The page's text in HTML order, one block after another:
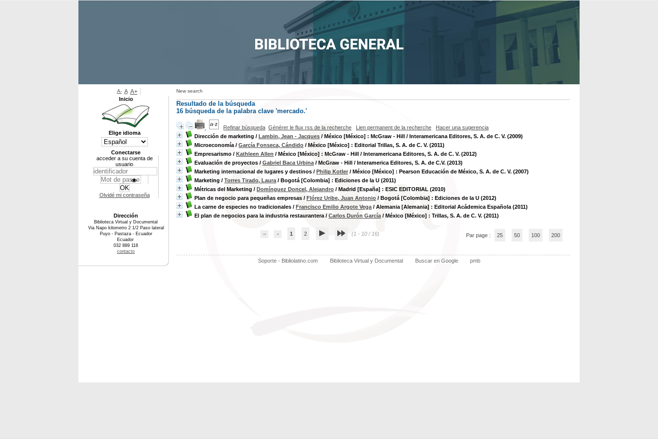
New search
Resultado de la búsqueda
16 búsqueda de la palabra clave 'mercado.'
Refinar búsqueda Générer le flux rss de la recherche Lien permanent de la recherche
Hacer una sugerencia
Dirección de marketing / Lambin, Jean - Jacques / México [México] : McGraw - Hill / Interamericana Editores, S. A. de C. V. (2009)
Microeconomía / García Fonseca, Cándido / México [México] : Editorial Trillas, S. A. de C. V. (2011)
Empresarismo / Kathleen Allen / México [México] : McGraw - Hill / Interamericana Editores, S. A. de C. V. (2012)
Evaluación de proyectos / Gabriel Baca Urbina / McGraw - Hill / Interamerica Editores, S. A. de C.V. (2013)
Marketing internacional de lugares y destinos / Philip Kotler / México [México] : Pearson Educación de México, S. A. de C. V. (2007)
Marketing / Torres Tirado, Laura / Bogotá [Colombia] : Ediciones de la U (2011)
Métricas del Marketing / Domínguez Doncel, Alejandro / Madrid [España] : ESIC EDITORIAL (2010)
Plan de negocio para pequeñas empresas / Flórez Uribe, Juan Antonio / Bogotá [Colombia] : Ediciones de la U (2012)
La carne de especies no tradicionales / Francisco Emilio Argote Vega / Alemania [Alemania] : Editorial Acádemica Española (2011)
El plan de negocios para la industria restaurantera / Carlos Durón García / México [México] : Trillas, S. A. de C. V. (2011)
1 2 (1 - 10 / 16) Par page : 25 50 100 200
Soporte - Bibliolatino.com Biblioteca Virtual y Documental Buscar en Google pmb
A- A A+
Inicio
Elige idioma
Conectarse
acceder a su cuenta de
usuario
Olvidé mi contraseña
Dirección
Biblioteca Virtual y Documental
Via Napo kilometro 2 1/2 Paso lateral
Puyo - Pastaza - Ecuador
Ecuador
032 889 118
contacto